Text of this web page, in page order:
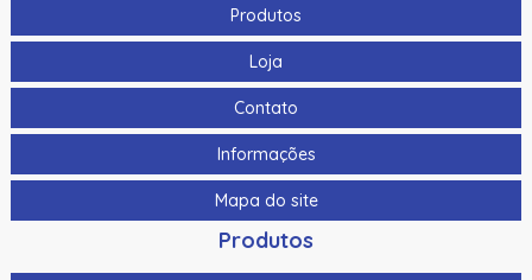
Produtos
Loja
Contato
Informações
Mapa do site
Produtos